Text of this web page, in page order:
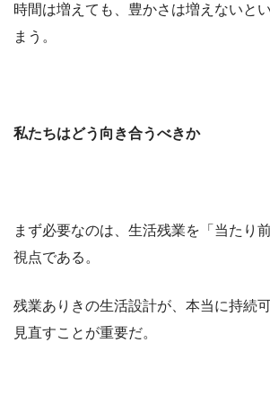
時間は増えても、豊かさは増えないと
まう。
私たちはどう向き合うべきか
まず必要なのは、生活残業を「当たり
視点である。
残業ありきの生活設計が、本当に持続
見直すことが重要だ。